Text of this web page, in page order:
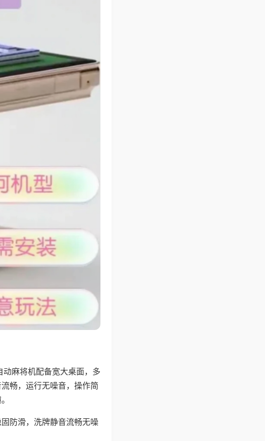
动麻将机配备宽大桌面，多
畅，运行无噪音，操作简
防滑，洗牌静音流畅无噪